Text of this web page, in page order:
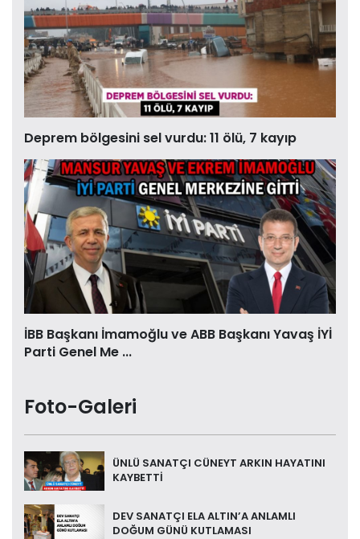
Deprem bölgesini sel vurdu: 11 ölü, 7 kayıp
İBB Başkanı İmamoğlu ve ABB Başkanı Yavaş İYİ
Parti Genel Me ...
Foto-Galeri
ÜNLÜ SANATÇI CÜNEYT ARKIN HAYATINI
KAYBETTİ
DEV SANATÇI ELA ALTIN’A ANLAMLI
DOĞUM GÜNÜ KUTLAMASI